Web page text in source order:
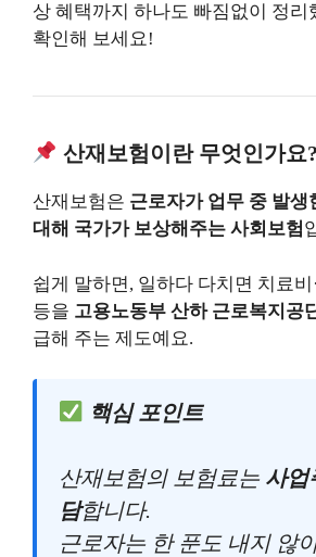
상 혜택까지 하나도 빠짐없이 정리
확인해 보세요!
산재보험이란 무엇인가요?
산재보험은 근로자가 업무 중 발생
대해 국가가 보상해주는 사회보험
쉽게 말하면, 일하다 다치면 치료비
등을 고용노동부 산하 근로복지공
급해 주는 제도예요.
핵심 포인트
산재보험의 보험료는 사업
담합니다.
근로자는 한 푼도 내지 않